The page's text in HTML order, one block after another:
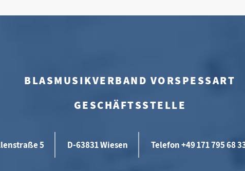
BLASMUSIKVERBAND VORSPESSART
GESCHÄFTSSTELLE
5 D-63831 Wiesen Telefon +49 171 795 68